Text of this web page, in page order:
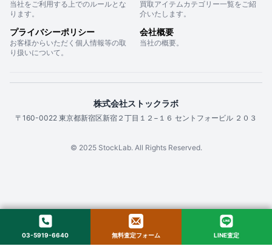
当社をご利用する上でのルールとな
ります。
買取アイテムカテゴリー一覧をご紹
介いたします。
プライバシーポリシー
お客様からいただく個人情報等の取
り扱いについて。
会社概要
当社の概要。
株式会社ストックラボ
〒160-0022 東京都新宿区新宿２丁目１２−１６ セントフォービル ２０３
© 2025 StockLab. All Rights Reserved.
03-5919-6640 無料査定フォーム LINE査定